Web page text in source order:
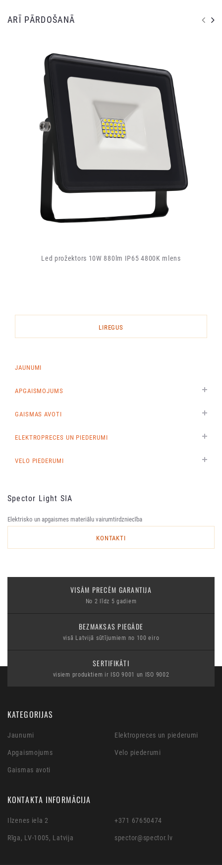
ARĪ PĀRDOŠANĀ
Led prožektors 10W 880lm IP65 4800K mlens
LIREGUS
JAUNUMI
APGAISMOJUMS
GAISMAS AVOTI
ELEKTROPRECES UN PIEDERUMI
VELO PIEDERUMI
Spector Light SIA
Elektrisko un apgaismes materiālu vairumtirdzniecība
KONTAKTI
VISĀM PRECĒM GARANTIJA
No 2 līdz 5 gadiem
BEZMAKSAS PIEGĀDE
visā Latvijā sūtījumiem no 100 eiro
SERTIFIKĀTI
visiem produktiem ir ISO 9001 un ISO 9002
KATEGORIJAS
Jaunumi
Apgaismojums
Gaismas avoti
Elektropreces un piederumi
Velo piederumi
KONTAKTA INFORMĀCIJA
Ilzenes iela 2
Rīga, LV-1005, Latvija
+371 67650474
spector@spector.lv